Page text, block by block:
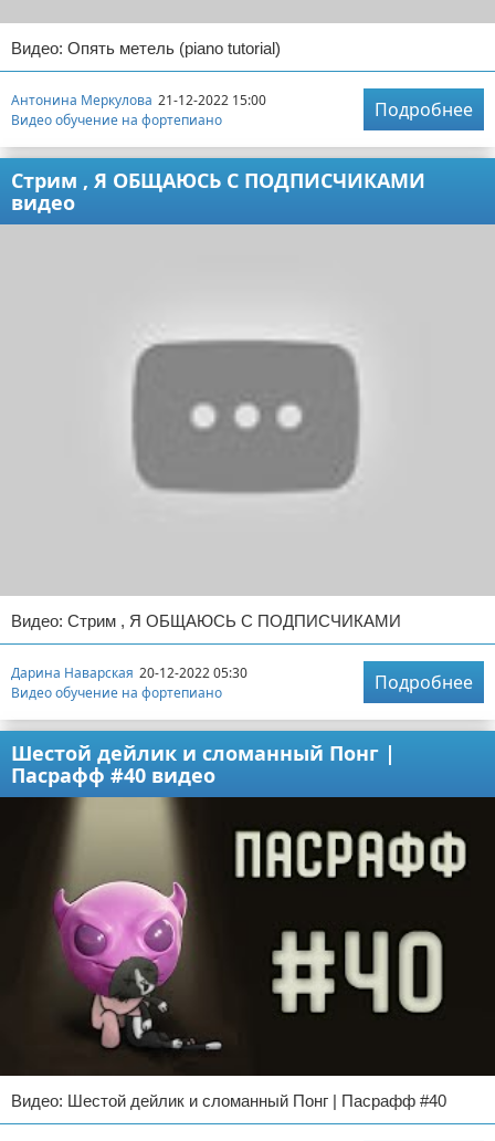
Видео: Опять метель (piano tutorial)
Антонина Меркулова 21-12-2022 15:00
Видео обучение на фортепиано
Подробнее
Стрим , Я ОБЩАЮСЬ С ПОДПИСЧИКАМИ
видео
Видео: Стрим , Я ОБЩАЮСЬ С ПОДПИСЧИКАМИ
Дарина Наварская 20-12-2022 05:30
Видео обучение на фортепиано
Подробнее
Шестой дейлик и сломанный Понг |
Пасрафф #40 видео
Видео: Шестой дейлик и сломанный Понг | Пасрафф #40